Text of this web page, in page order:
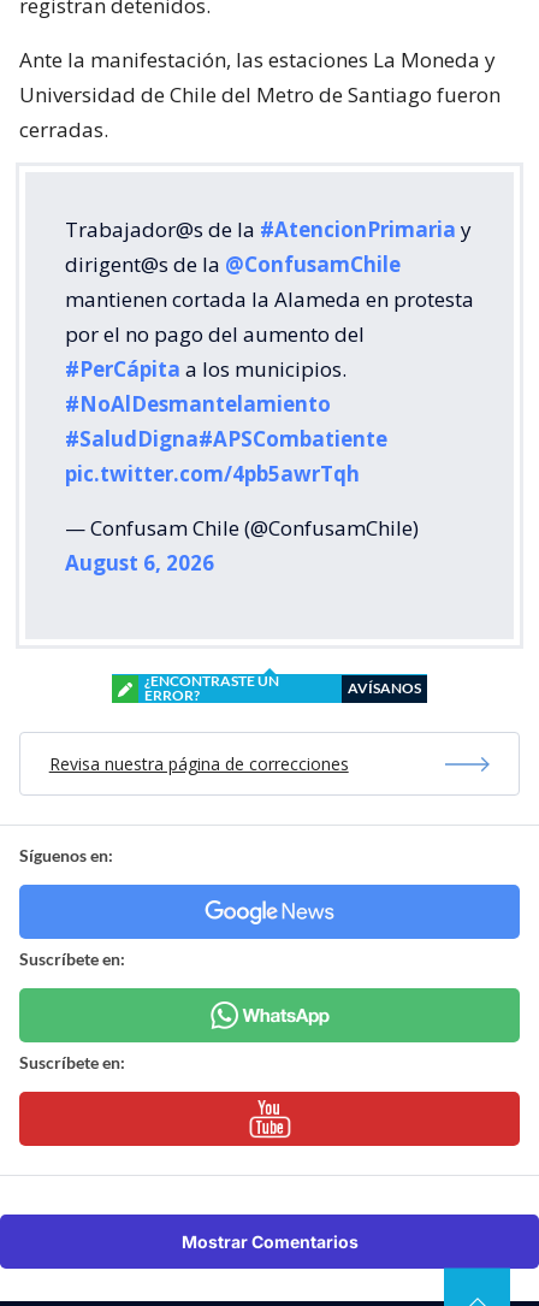
registran detenidos.
Ante la manifestación, las estaciones La Moneda y
Universidad de Chile del Metro de Santiago fueron
cerradas.
Trabajador@s de la #AtencionPrimaria y
dirigent@s de la @ConfusamChile
mantienen cortada la Alameda en protesta
por el no pago del aumento del
#PerCápita a los municipios.
#NoAlDesmantelamiento
#SaludDigna#APSCombatiente
pic.twitter.com/4pb5awrTqh
— Confusam Chile (@ConfusamChile)
August 6, 2026
¿ENCONTRASTE UN
ERROR?
AVÍSANOS
Revisa nuestra página de correcciones
Síguenos en:
Suscríbete en:
Suscríbete en:
Mostrar Comentarios